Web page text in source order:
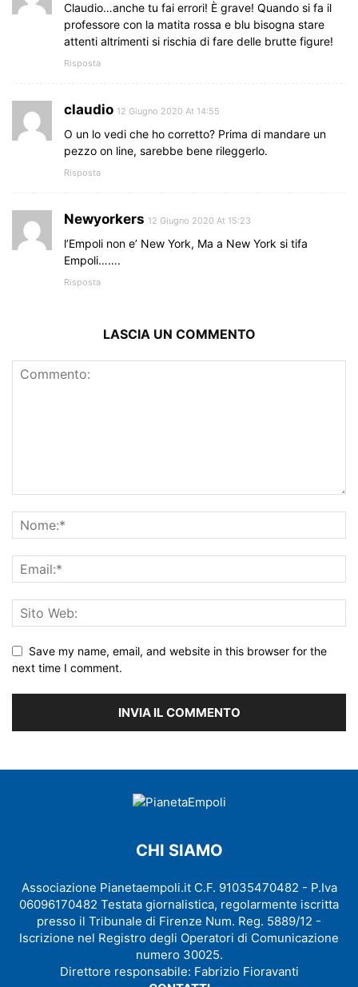
Claudio…anche tu fai errori! È grave! Quando si fa il
professore con la matita rossa e blu bisogna stare
attenti altrimenti si rischia di fare delle brutte figure!
Risposta
claudio 12 Giugno 2020 At 14:55
O un lo vedi che ho corretto? Prima di mandare un
pezzo on line, sarebbe bene rileggerlo.
Risposta
Newyorkers 12 Giugno 2020 At 15:23
l’Empoli non e’ New York, Ma a New York si tifa
Empoli…….
Risposta
LASCIA UN COMMENTO
Save my name, email, and website in this browser for the
next time I comment.
CHI SIAMO
Associazione Pianetaempoli.it C.F. 91035470482 - P.Iva
06096170482 Testata giornalistica, regolarmente iscritta
presso il Tribunale di Firenze Num. Reg. 5889/12 -
Iscrizione nel Registro degli Operatori di Comunicazione
numero 30025.
Direttore responsabile: Fabrizio Fioravanti